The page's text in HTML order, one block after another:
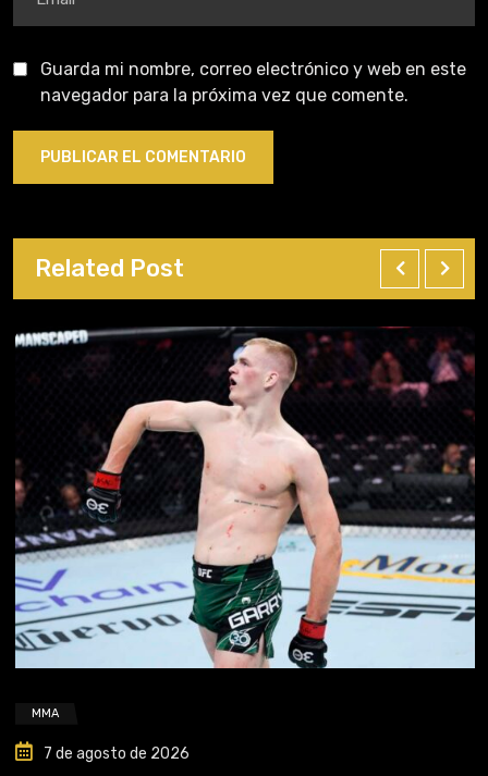
Guarda mi nombre, correo electrónico y web en este
navegador para la próxima vez que comente.
Related Post
MMA
7 de agosto de 2026